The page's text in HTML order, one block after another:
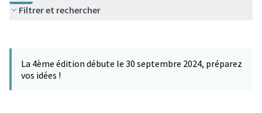
Filtrer et rechercher
−
La 4ème édition débute le 30 septembre 2024, préparez
vos idées !